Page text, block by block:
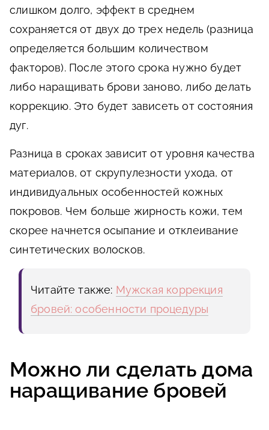
слишком долго, эффект в среднем
сохраняется от двух до трех недель (разница
определяется большим количеством
факторов). После этого срока нужно будет
либо наращивать брови заново, либо делать
коррекцию. Это будет зависеть от состояния
дуг.
Разница в сроках зависит от уровня качества
материалов, от скрупулезности ухода, от
индивидуальных особенностей кожных
покровов. Чем больше жирность кожи, тем
скорее начнется осыпание и отклеивание
синтетических волосков.
Читайте также: Мужская коррекция
бровей: особенности процедуры
Можно ли сделать дома
наращивание бровей